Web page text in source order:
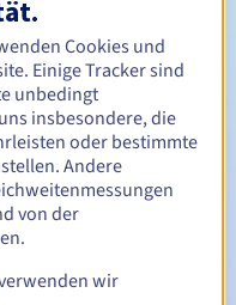
Zwischen 1 und 10 Jahren
vor dem
Cookies und
Einige Tracker sind
unbedingt
insbesondere, die
oder bestimmte
Andere
von der
wir